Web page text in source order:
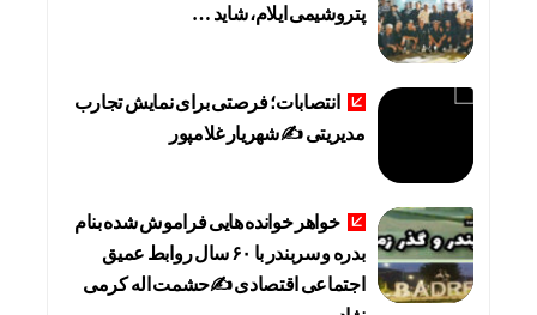
پتروشیمی ایلام، شاید …
انتصابات؛ فرصتی برای نمایش تجارب
مدیریتی ✍ شهریار غلامپور
خواهر خوانده هایی فراموش شده بنام
بدره و سربندر با ۶۰ سال روابط عمیق
اجتماعی اقتصادی ✍حشمت اله کرمی